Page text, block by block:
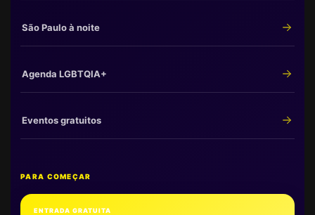
São Paulo à noite
Agenda LGBTQIA+
Eventos gratuitos
PARA COMEÇAR
ENTRADA GRATUITA